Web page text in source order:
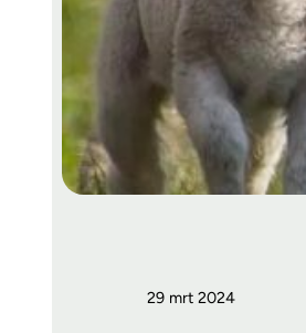
29 mrt 2024